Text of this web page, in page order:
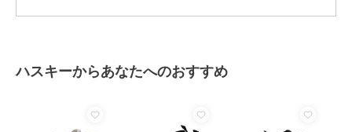
EVA
ハスキーからあなたへのおすすめ